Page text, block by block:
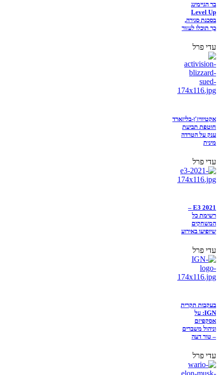
בר הגיימינג
Level Up
בסכנת סגירה,
כך תוכלו לעזור
עדי פרל
אקטיוויז'ן-בליזארד
חוטפת תביעת
ענק על הטרדה
מינית
עדי פרל
E3 2021 –
רשימת כל
המשחקים
שיופיעו באירוע
עדי פרל
בעקבות תקרית
IGN: על
אסקפיזם
וניהול משברים
– טור דעה
עדי פרל